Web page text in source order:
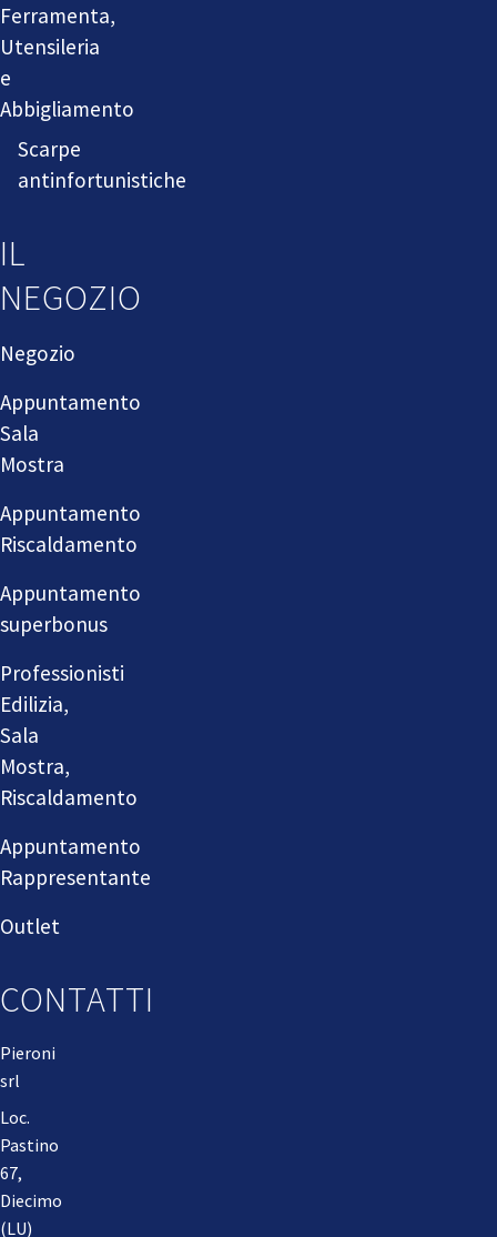
Ferramenta,
Utensileria
e
Abbigliamento
Scarpe
antinfortunistiche
IL
NEGOZIO
Negozio
Appuntamento
Sala
Mostra
Appuntamento
Riscaldamento
Appuntamento
superbonus
Professionisti
Edilizia,
Sala
Mostra,
Riscaldamento
Appuntamento
Rappresentante
Outlet
CONTATTI
Pieroni
srl
Loc.
Pastino
67,
Diecimo
(LU)